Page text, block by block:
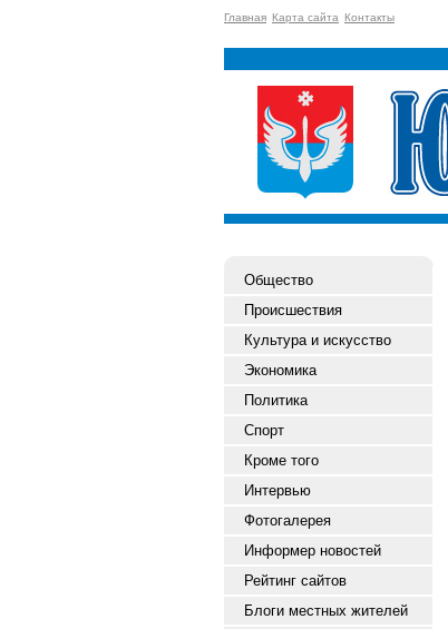
Главная Карта сайта Контакты
Общество
Происшествия
Культура и искусство
Экономика
Политика
Спорт
Кроме того
Интервью
Фотогалерея
Информер новостей
Рейтинг сайтов
Блоги местных жителей